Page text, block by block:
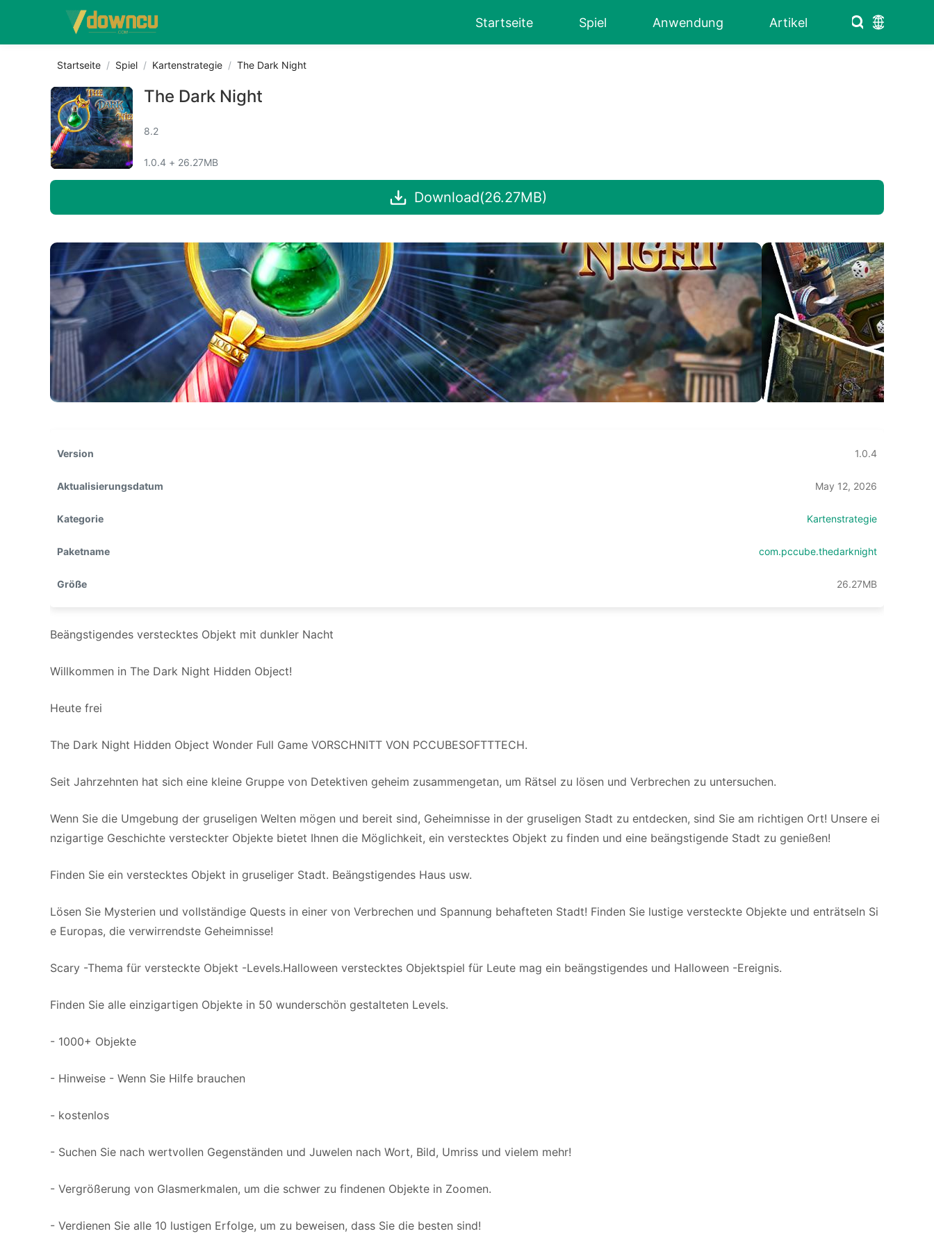
Startseite Spiel Anwendung Artikel
Startseite Spiel Kartenstrategie The Dark Night
The Dark Night
8.2
1.0.4 + 26.27MB
Download(26.27MB)
Version 1.0.4
Aktualisierungsdatum May 12, 2026
Kategorie Kartenstrategie
Paketname com.pccube.thedarknight
Größe 26.27MB
Beängstigendes verstecktes Objekt mit dunkler Nacht
Willkommen in The Dark Night Hidden Object!
Heute frei
The Dark Night Hidden Object Wonder Full Game VORSCHNITT VON PCCUBESOFTTTECH.
Seit Jahrzehnten hat sich eine kleine Gruppe von Detektiven geheim zusammengetan, um Rätsel zu lösen und Verbrechen zu untersuchen.
Wenn Sie die Umgebung der gruseligen Welten mögen und bereit sind, Geheimnisse in der gruseligen Stadt zu entdecken, sind Sie am richtigen Ort! Unsere ei
nzigartige Geschichte versteckter Objekte bietet Ihnen die Möglichkeit, ein verstecktes Objekt zu finden und eine beängstigende Stadt zu genießen!
Finden Sie ein verstecktes Objekt in gruseliger Stadt. Beängstigendes Haus usw.
Lösen Sie Mysterien und vollständige Quests in einer von Verbrechen und Spannung behafteten Stadt! Finden Sie lustige versteckte Objekte und enträtseln Si
e Europas, die verwirrendste Geheimnisse!
Scary -Thema für versteckte Objekt -Levels.Halloween verstecktes Objektspiel für Leute mag ein beängstigendes und Halloween -Ereignis.
Finden Sie alle einzigartigen Objekte in 50 wunderschön gestalteten Levels.
- 1000+ Objekte
- Hinweise - Wenn Sie Hilfe brauchen
- kostenlos
- Suchen Sie nach wertvollen Gegenständen und Juwelen nach Wort, Bild, Umriss und vielem mehr!
- Vergrößerung von Glasmerkmalen, um die schwer zu findenen Objekte in Zoomen.
- Verdienen Sie alle 10 lustigen Erfolge, um zu beweisen, dass Sie die besten sind!